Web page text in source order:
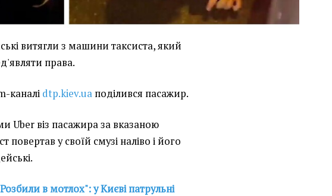
витягли з машини таксиста, який
права.
каналі dtp.kiev.ua поділився пасажир.
Uber віз пасажира за вказаною
повертав у своїй смузі наліво і його
в мотлох": у Києві патрульні